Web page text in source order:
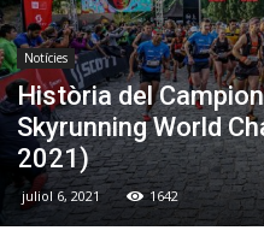
Notícies
Història del
Skyrunning World
2021)
juliol 6, 2021 1642